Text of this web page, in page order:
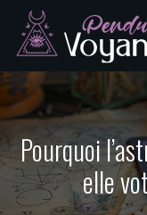
Pourquoi
elle